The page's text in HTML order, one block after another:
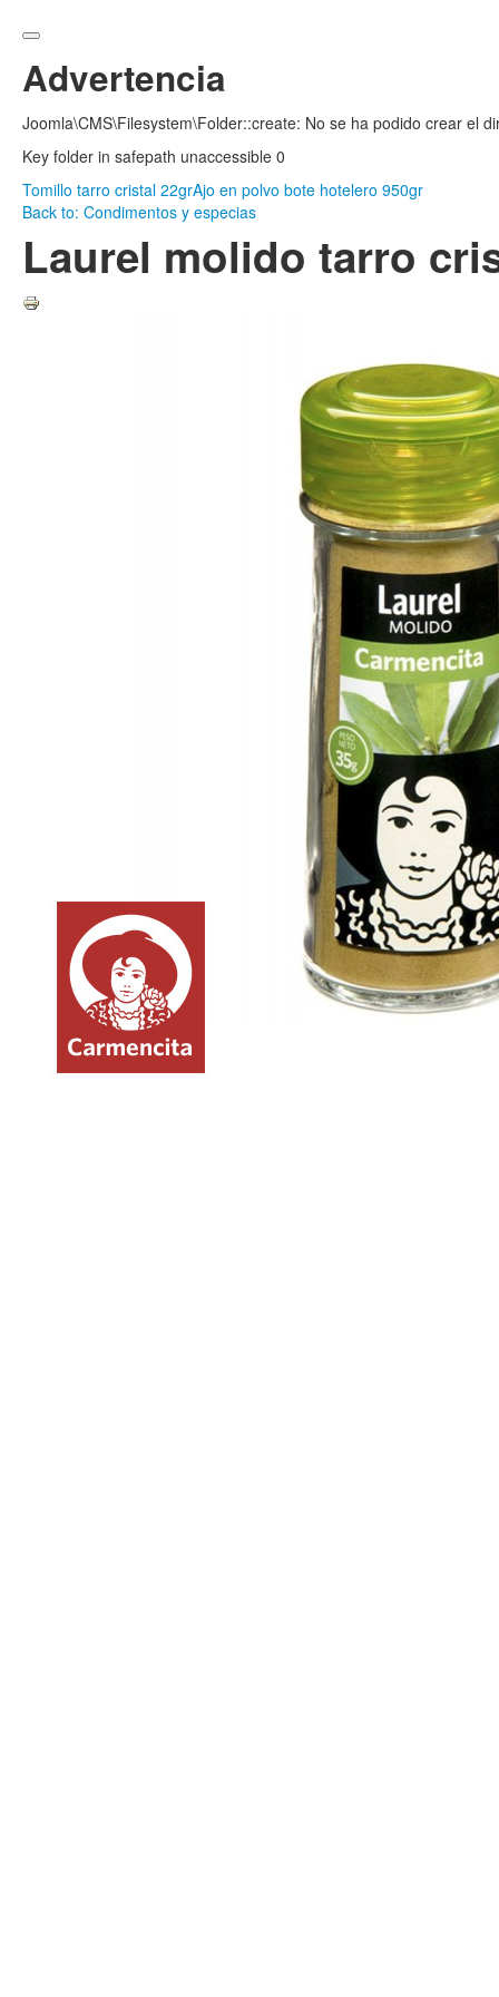
Advertencia
Joomla\CMS\Filesystem\Folder::create: No se ha podido crear el
Key folder in safepath unaccessible 0
Tomillo tarro cristal 22grAjo en polvo bote hotelero 950gr
Back to: Condimentos y especias
Laurel molido tarro